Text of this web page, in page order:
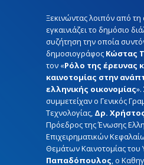
Ξεκινώντας λοιπόν από
εγκαινιάζει το δημόσιο
συζήτηση την οποία
δημοσιογράφος Κώστας
τον «Ρόλο της έρευνας
καινοτομίας στην
ελληνικής οικονομίας
συμμετείχαν ο Γενικός
Τεχνολογίας, Δρ.
Πρόεδρος της Ένωσης
Επιχειρηματικών
Θεμάτων Καινοτομίας του
Παπαδόπουλος, ο